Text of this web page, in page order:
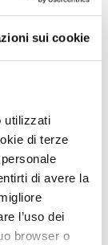
sui cookie
utilizzati
di terze
di avere la
l’uso dei
browser o